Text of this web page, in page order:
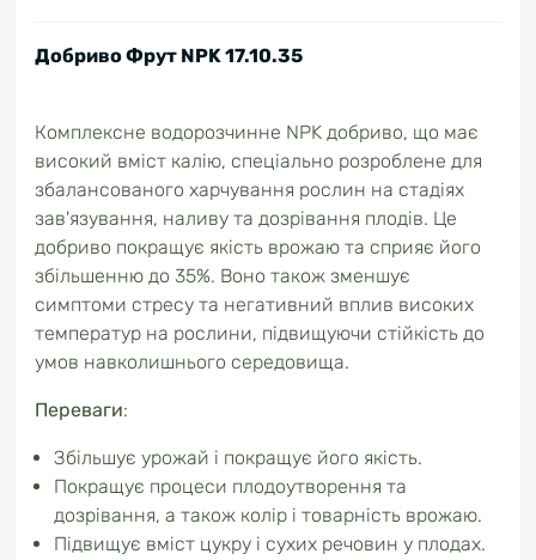
Добриво Фрут NPK 17.10.35
Комплексне водорозчинне NPK добриво, що має
високий вміст калію, спеціально розроблене для
збалансованого харчування рослин на стадіях
зав'язування, наливу та дозрівання плодів. Це
добриво покращує якість врожаю та сприяє його
збільшенню до 35%. Воно також зменшує
симптоми стресу та негативний вплив високих
температур на рослини, підвищуючи стійкість до
умов навколишнього середовища.
Переваги:
Збільшує урожай і покращує його якість.
Покращує процеси плодоутворення та
дозрівання, а також колір і товарність врожаю.
Підвищує вміст цукру і сухих речовин у плодах.